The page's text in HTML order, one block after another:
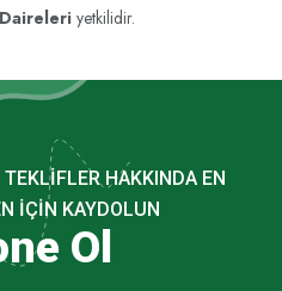
yetkilidir.
HAKKINDA EN
IÇIN KAYDOLUN
Ol